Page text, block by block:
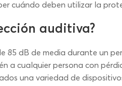
cuándo deben utilizar la
auditiva?
85 dB de media durante un
a cualquier persona con
una variedad de